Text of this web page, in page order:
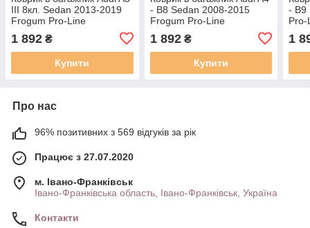
III 8кл. Sedan 2013-2019
Frogum Pro-Line
1 892 ₴
Купити
- B8 Sedan 2008-2015
Frogum Pro-Line
1 892₴
Купити
- B9
Pro-
1
Про нас
96% позитивних з 569 відгуків за рік
Працює з 27.07.2020
м. Івано-Франківськ
Івано-Франківська область, Івано-Франківськ, Україна
Контакти